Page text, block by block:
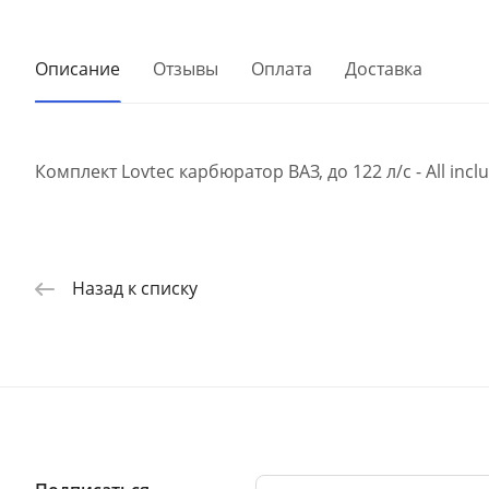
Описание Отзывы Оплата Доставка
Комплект Lovtec карбюратор ВАЗ, до 122 л/с - All
Назад к списку